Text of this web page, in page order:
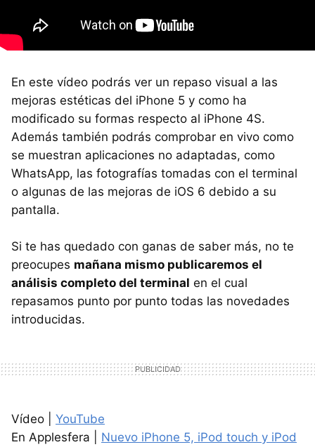
En este vídeo podrás ver un repaso visual a las
mejoras estéticas del iPhone 5 y como ha
modificado su formas respecto al iPhone 4S.
Además también podrás comprobar en vivo como
se muestran aplicaciones no adaptadas, como
WhatsApp, las fotografías tomadas con el terminal
o algunas de las mejoras de iOS 6 debido a su
pantalla.
Si te has quedado con ganas de saber más, no te
preocupes mañana mismo publicaremos el
análisis completo del terminal en el cual
repasamos punto por punto todas las novedades
introducidas.
Vídeo | YouTube
En Applesfera | Nuevo iPhone 5, iPod touch y iPod